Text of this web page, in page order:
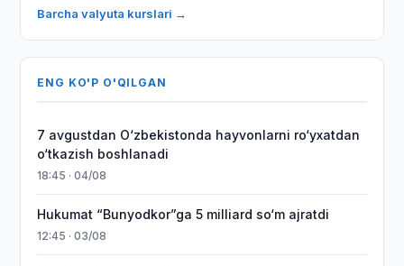
Barcha valyuta kurslari →
ENG KO'P O'QILGAN
7 avgustdan O‘zbekistonda hayvonlarni ro‘yxatdan
o‘tkazish boshlanadi
18:45 · 04/08
Hukumat “Bunyodkor”ga 5 milliard so‘m ajratdi
12:45 · 03/08